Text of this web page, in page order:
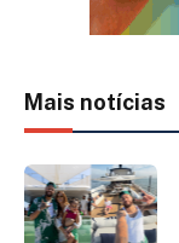
Mais notícias